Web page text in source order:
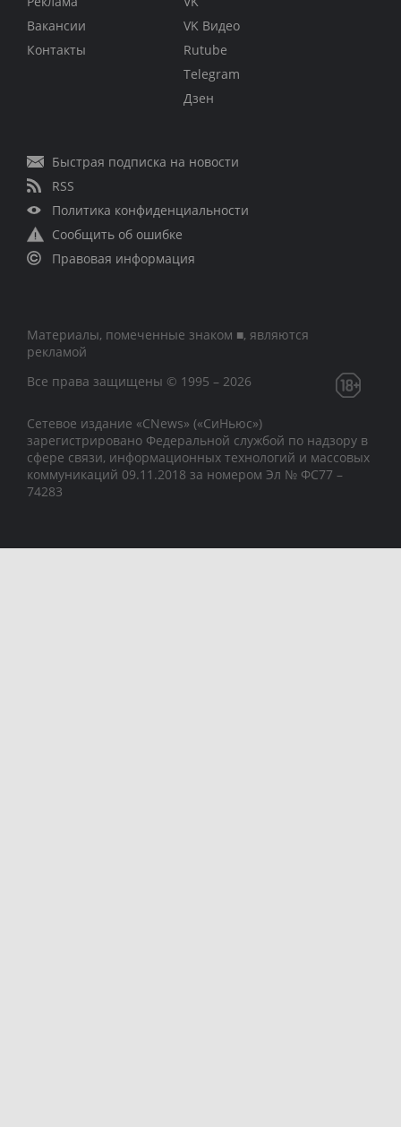
Вакансии
Контакты
VK Видео
Rutube
Telegram
Дзен
Быстрая подписка на новости
RSS
Политика конфиденциальности
Сообщить об ошибке
Правовая информация
Материалы, помеченные знаком ■, являются
рекламой
Все права защищены © 1995 – 2026
Сетевое издание «CNews» («СиНьюс»)
зарегистрировано Федеральной службой по надзору в
сфере связи, информационных технологий и массовых
коммуникаций 09.11.2018 за номером Эл № ФС77 –
74283